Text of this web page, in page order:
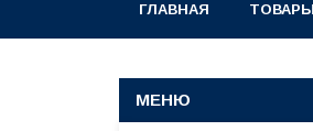
ГЛАВНАЯ